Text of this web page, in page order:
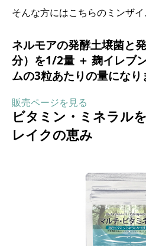
そんな方にはこちらのミンザイ
ネルモアの発酵土壌菌と
分）を1/2量 ＋ 麹イレブ
ムの3粒あたりの量になり
販売ページを見る
ビタミン・ミネラル
レイクの恵み